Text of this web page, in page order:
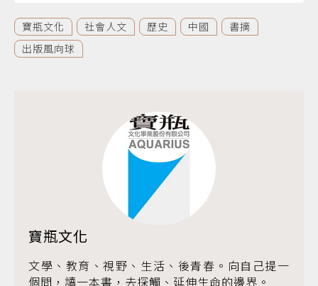
寶瓶文化 社會人文 歷史 中國
書摘
出版風向球
寶瓶文化
文學、教育、視野、生活、後青春。向自己提一
個問，讀一本書，去探觸、延伸生命的邊界。